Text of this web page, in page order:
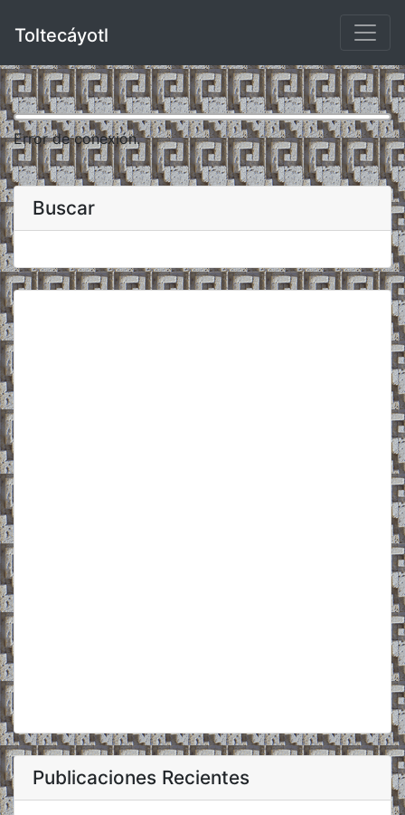
Toltecáyotl
Error de conexión.
Buscar
Publicaciones Recientes